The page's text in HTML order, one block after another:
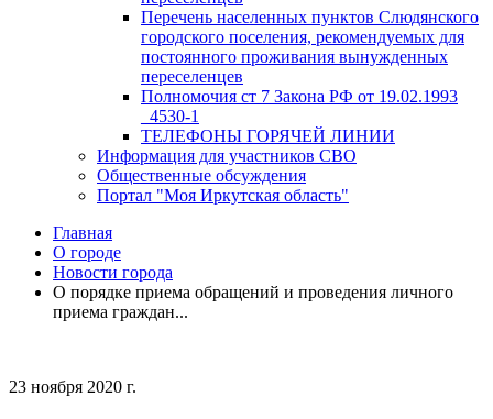
Перечень населенных пунктов Слюдянского
городского поселения, рекомендуемых для
постоянного проживания вынужденных
переселенцев
Полномочия ст 7 Закона РФ от 19.02.1993
_4530-1
ТЕЛЕФОНЫ ГОРЯЧЕЙ ЛИНИИ
Информация для участников СВО
Общественные обсуждения
Портал "Моя Иркутская область"
Главная
О городе
Новости города
О порядке приема обращений и проведения личного
приема граждан...
23 ноября 2020 г.